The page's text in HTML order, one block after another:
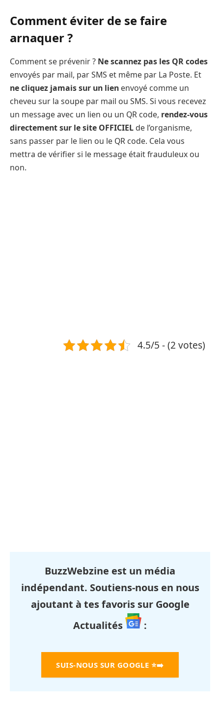
Comment éviter de se faire
arnaquer ?
Comment se prévenir ? Ne scannez pas les QR codes
envoyés par mail, par SMS et même par La Poste. Et
ne cliquez jamais sur un lien envoyé comme un
cheveu sur la soupe par mail ou SMS. Si vous recevez
un message avec un lien ou un QR code, rendez-vous
directement sur le site OFFICIEL de l’organisme,
sans passer par le lien ou le QR code. Cela vous
mettra de vérifier si le message était frauduleux ou
non.
4.5/5 - (2 votes)
BuzzWebzine est un média
indépendant. Soutiens-nous en nous
ajoutant à tes favoris sur Google
Actualités
:
SUIS-NOUS SUR GOOGLE ⭐➡️